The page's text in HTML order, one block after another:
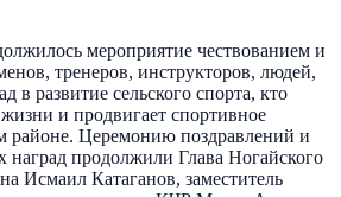
мероприятие чествованием и
тренеров, инструкторов, людей,
в развитие сельского спорта, кто
и продвигает спортивное
районе. Церемонию поздравлений и
наград продолжили Глава Ногайского
Исмаил Катаганов, заместитель